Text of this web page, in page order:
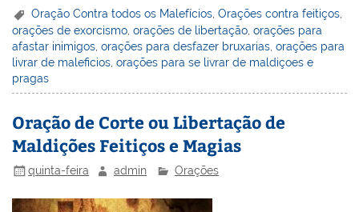
er
e
st
k
e
dI
n
c
e
b
o
o
k
itt
er
ai
l
h
o
o
M
ai
l
t
ar
e
Oração Contra todos os Malefícios ,Orações contra feitiços
orações de exorcismo ,orações de libertação ,orações para
afastar inimigos ,orações para desfazer bruxarias ,orações para
livrar de maleficios ,orações para se livrar de maldiçoes e
pragas
Oração de Corte ou Libertação de
Maldições Feitiços e Magias
quinta-feira admin Orações